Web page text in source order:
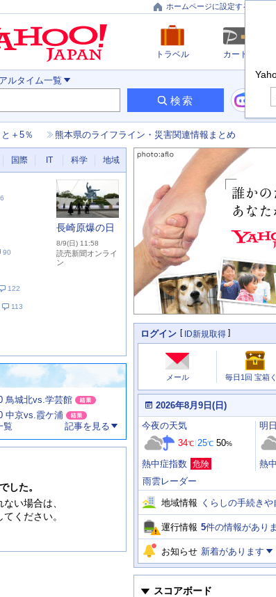
ホームページに設定する
トラベル カード
ルタイム一覧
検索
＋5％ 熊本県のライフライン・災害関連情報まとめ
国際 IT 科学 地域
90
122
113
長崎原爆の日
8/9(日) 11:58
読売新聞オンライ
ン
鳥城北vs.学芸館
中京vs.霞ケ浦
覧 記事を見る
した。
い場合は、
ください。
個
人
情
報
ログイン ID新規取得
あ
た
の
ス
ス
メール 毎日1回 宝箱
本
日
の
天
気
運
情
報
2026年8月9日(日)
今
日
明
日
の
天
気
今夜の天気
34℃ 25℃ 50%
熱中症指数 危険
明日
熱
雨雲レーダー
地域情報 くらしの手続き
運行情報 5件の情報があり
お知らせ 新着があります
スコアボード